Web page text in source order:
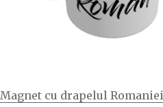
Magnet cu drapelul Romaniei